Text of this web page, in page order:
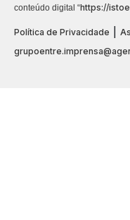
conteúdo digital “https://
Política de Privacidade